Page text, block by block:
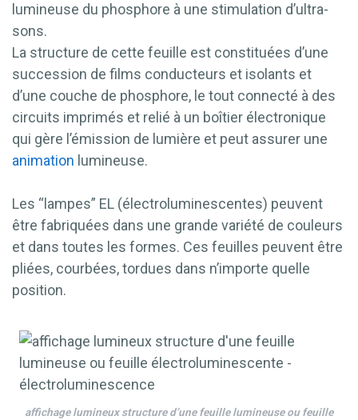
lumineuse du phosphore à une stimulation d’ultra-
sons.
La structure de cette feuille est constituées d’une
succession de films conducteurs et isolants et
d’une couche de phosphore, le tout connecté à des
circuits imprimés et relié à un boîtier électronique
qui gère l’émission de lumière et peut assurer une
animation lumineuse.
Les “lampes” EL (électroluminescentes) peuvent
être fabriquées dans une grande variété de couleurs
et dans toutes les formes. Ces feuilles peuvent être
pliées, courbées, tordues dans n’importe quelle
position.
affichage lumineux structure d’une feuille lumineuse ou feuille